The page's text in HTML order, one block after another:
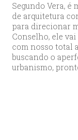
Segundo Vera, é
de arquitetura
para direcionar
Conselho, ele
com nosso total
buscando o
urbanismo,